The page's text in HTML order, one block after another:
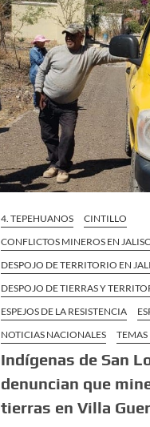
4. TEPEHUANOS
CINTILLO
CONFLICTOS MINEROS EN
DESPOJO DE TERRITORIO EN
DESPOJO DE TIERRAS Y
ESPEJOS DE LA RESISTENCIA
NOTICIAS NACIONALES
Indígenas de San
denuncian que
tierras en Villa